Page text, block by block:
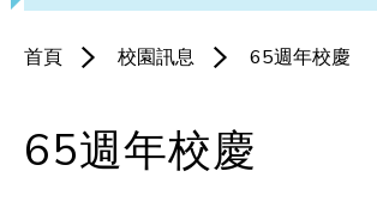
首頁 校園訊息 65週年校慶
65週年校慶